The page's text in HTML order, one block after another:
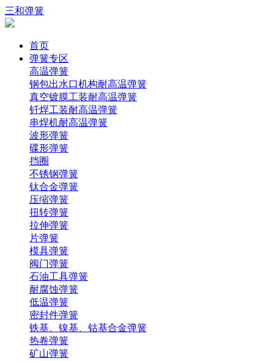
三和弹簧
首页
弹簧专区
高温弹簧
钢包出水口机构耐高温弹簧
真空镀膜工装耐高温弹簧
钎焊工装耐高温弹簧
串焊机耐高温弹簧
波形弹簧
碟形弹簧
挡圈
不锈钢弹簧
钛合金弹簧
压缩弹簧
扭转弹簧
拉伸弹簧
片弹簧
模具弹簧
阀门弹簧
石油工具弹簧
耐腐蚀弹簧
低温弹簧
密封件弹簧
铁基、镍基、钴基合金弹簧
热卷弹簧
矿山弹簧